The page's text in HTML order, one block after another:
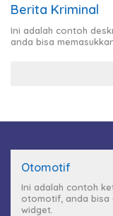
Berita Kriminal
Ini adalah contoh
anda bisa
Otomotif
Ini adalah contoh
otomotif, anda bisa
widget.